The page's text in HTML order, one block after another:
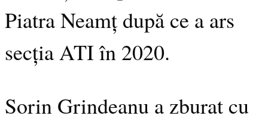
Piatra Neamț după ce a ars
secția ATI în 2020.
Sorin Grindeanu a zburat cu